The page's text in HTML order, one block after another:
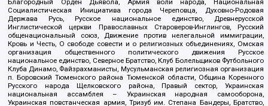
Благородный Орден Дьявола, Армия воли народа, Национальная
Социалистическая Инициатива города Череповца, Духовно-Родовая
Держава Русь, Русское национальное единство, Древнерусской
Инглистической церкви Православных Староверов-Инглингов, Русский
общенациональный союз, Движение против нелегальной иммиграции,
Кровь и Честь, О свободе совести и о религиозных объединениях, Омская
организация общественного политического движения Русское
национальное единство, Северное Братство, Клуб Болельщиков Футбольного
Клуба Динамо, Файзрахманисты, Мусульманская религиозная организация
п. Боровский Тюменского района Тюменской области, Община Коренного
Русского народа Щелковского района, Правый сектор, Украинская
национальная ассамблея – Украинская народная самооборона,
Украинская повстанческая армия, Тризуб им. Степана Бандеры, Братство,